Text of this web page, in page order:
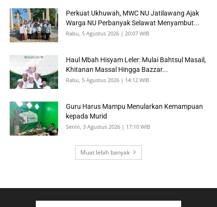
Perkuat Ukhuwah, MWC NU Jatilawang Ajak
Warga NU Perbanyak Selawat Menyambut...
Rabu, 5 Agustus 2026 | 20:07 WIB
Haul Mbah Hisyam Leler: Mulai Bahtsul Masail,
Khitanan Massal Hingga Bazzar...
Rabu, 5 Agustus 2026 | 14:12 WIB
Guru Harus Mampu Menularkan Kemampuan
kepada Murid
Senin, 3 Agustus 2026 | 17:10 WIB
Muat lebih banyak